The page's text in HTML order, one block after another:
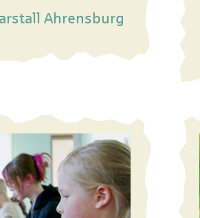
Ahrensburg